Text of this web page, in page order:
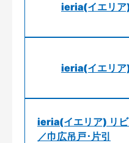
ieria(イエリア
ieria(イエリア
ieria(イエリア) リビ
／巾広吊戸･片引